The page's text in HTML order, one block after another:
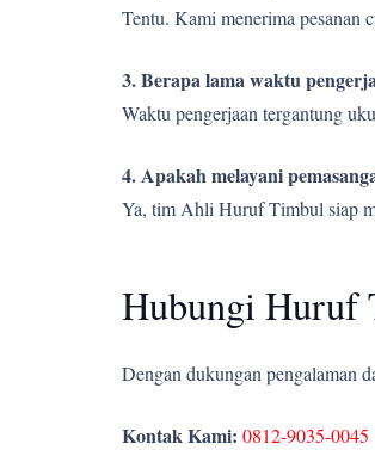
Tentu. Kami menerima pesanan
3. Berapa lama waktu
Waktu pengerjaan tergantung
4. Apakah melayani
Ya, tim Ahli Huruf Timbul siap
Hubungi Huruf
Dengan dukungan pengalaman
Kontak Kami: 0812-9035-0045